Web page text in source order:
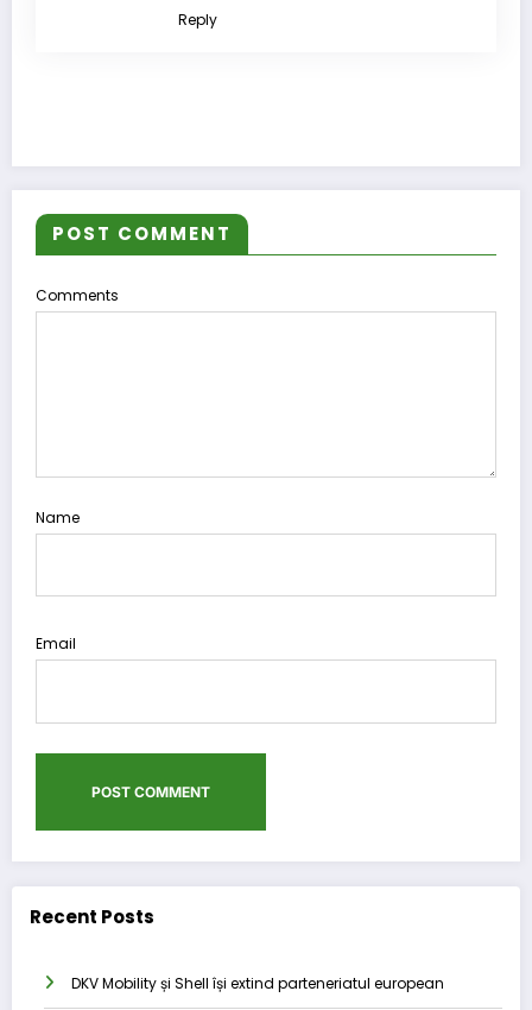
Reply
POST COMMENT
Comments
Name
Email
Recent Posts
DKV Mobility și Shell își extind parteneriatul european